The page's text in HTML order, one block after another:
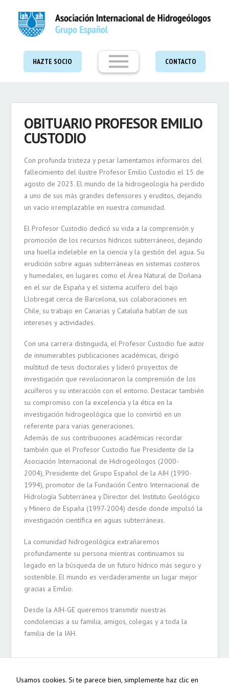
HAZTE SOCIO CONTACTO
OBITUARIO PROFESOR EMILIO
CUSTODIO
Con profunda tristeza y pesar lamentamos informaros del
fallecimiento del ilustre Profesor Emilio Custodio el 15 de
agosto de 2023. El mundo de la hidrogeología ha perdido
a uno de sus más grandes defensores y eruditos, dejando
un vacío irremplazable en nuestra comunidad.
El Profesor Custodio dedicó su vida a la comprensión y
promoción de los recursos hídricos subterráneos, dejando
una huella indeleble en la ciencia y la gestión del agua. Su
erudición sobre aguas subterráneas en sistemas costeros
y humedales, en lugares como el Área Natural de Doñana
en el sur de España y el sistema acuífero del bajo
Llobregat cerca de Barcelona, ​​sus colaboraciones en
Chile, su trabajo en Canarias y Cataluña hablan de sus
intereses y actividades.
Con una carrera distinguida, el Profesor Custodio fue autor
de innumerables publicaciones académicas, dirigió
multitud de tesis doctorales y lideró proyectos de
investigación que revolucionaron la comprensión de los
acuíferos y su interacción con el entorno. Destacar también
su compromiso con la excelencia y la ética en la
investigación hidrogeológica que lo convirtió en un
referente para varias generaciones.
Además de sus contribuciones académicas recordar
también que el Profesor Custodio fue Presidente de la
Asociación Internacional de Hidrogeólogos (2000-
2004), Presidente del Grupo Español de la AIH (1990-
1994), promotor de la Fundación Centro Internacional de
Hidrología Subterránea y Director del Instituto Geológico
y Minero de España (1997-2004) desde donde impulsó la
investigación científica en aguas subterráneas.
La comunidad hidrogeológica extrañaremos
profundamente su persona mientras continuamos su
legado en la búsqueda de un futuro hídrico más seguro y
sostenible. El mundo es verdaderamente un lugar mejor
gracias a Emilio.
Desde la AIH-GE queremos transmitir nuestras
condolencias a su familia, amigos, colegas y a toda la
familia de la IAH.
Usamos cookies. Si te parece bien, simplemente haz clic en
Necesarias
cookies no
son
opcionales.
necesarias
para que
funcione la
Estadísticas
Para que
podamos
mejorar la
funcionalidad
de la web, en
base a cómo
web.
Experiencia
mejor posible
durante tu
algunas
desaparecerán
de la web.